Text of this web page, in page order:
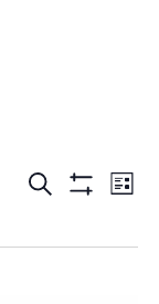
navigation
deRecherche
de
vues
Évènement
List